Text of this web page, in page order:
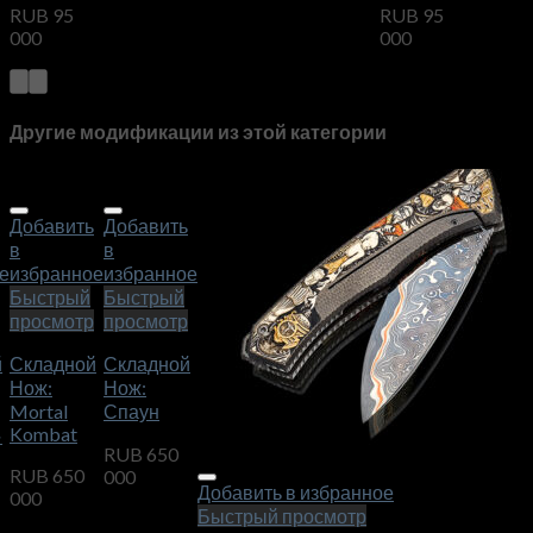
RUB 95
000
RUB 95
000
Другие модификации из этой категории
Добавить
в
избранное
Быстрый
просмотр
Складной
Нож:
Mortal
Kombat
RUB 650
000
Добавить
в
избранное
Быстрый
просмотр
Складной
Нож:
Спаун
RUB650
000
Добавить в избранное
Быстрый просмотр